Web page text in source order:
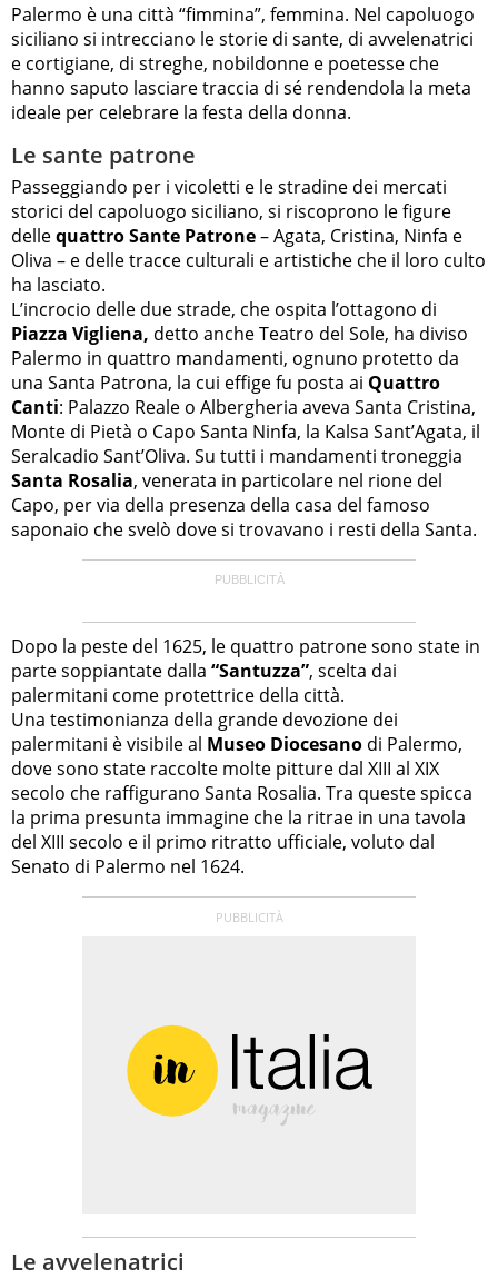
Palermo è una città “fimmina”, femmina. Nel capoluogo
siciliano si intrecciano le storie di sante, di avvelenatrici
e cortigiane, di streghe, nobildonne e poetesse che
hanno saputo lasciare traccia di sé rendendola la meta
ideale per celebrare la festa della donna.
Le sante patrone
Passeggiando per i vicoletti e le stradine dei mercati
storici del capoluogo siciliano, si riscoprono le figure
dellequattro Sante Patrone– Agata, Cristina, Ninfa e
Oliva – e delle tracce culturali e artistiche che il loro culto
ha lasciato.
L’incrocio delle due strade, che ospita l’ottagono di
Piazza Vigliena, detto anche Teatro del Sole, ha diviso
Palermo in quattro mandamenti, ognuno protetto da
una Santa Patrona, la cui effige fu posta ai Quattro
Canti: Palazzo Reale o Albergheria aveva Santa Cristina,
Monte di Pietà o Capo Santa Ninfa, la Kalsa Sant’Agata, il
Seralcadio Sant’Oliva. Su tutti i mandamenti troneggia
Santa Rosalia, venerata in particolare nel rione del
Capo, per via della presenza della casa del famoso
saponaio che svelò dove si trovavano i resti della Santa.
Dopo la peste del 1625, le quattro patrone sono state in
parte soppiantate dalla “Santuzza”, scelta dai
palermitani come protettrice della città.
Una testimonianza della grande devozione dei
palermitani è visibile al Museo Diocesano di Palermo,
dove sono state raccolte molte pitture dal XIII al XIX
secolo che raffigurano Santa Rosalia. Tra queste spicca
la prima presunta immagine che la ritrae in una tavola
del XIII secolo e il primo ritratto ufficiale, voluto dal
Senato di Palermo nel 1624.
Le avvelenatrici